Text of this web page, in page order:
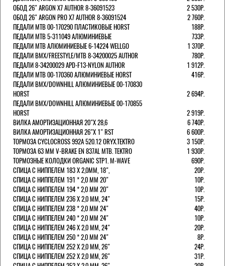
ОБОД 26" ARGON X7 AUTHOR 8-36091523
2 530Р.
ОБОД 26" ARGON PRO X7 AUTHOR 8-36091524
2 760Р.
ПЕДАЛИ МТВ 00-170290 ПЛАСТИКОВЫЕ HORST
188Р.
ПЕДАЛИ MTB 5-311049 АЛЮМИНИЕВЫЕ
733Р.
ПЕДАЛИ MTB АЛЮМИНИЕВЫЕ 6-14224 WELLGO
1 370Р.
ПЕДАЛИ BMX/FREESTYLE/MTB 8-34200025 AUTHOR
780Р.
ПЕДАЛИ 8-34200029 APD-F13-NYLON AUTHOR
1 912Р.
ПЕДАЛИ МТВ 00-170360 АЛЮМИНИЕВЫЕ HORST
416Р.
ПЕДАЛИ BMX/DOWNHILL АЛЮМИНИЕВЫЕ 00-170830
HORST
2 694Р.
ПЕДАЛИ BMX/DOWNHILL АЛЮМИНИЕВЫЕ 00-170855
HORST
2 919Р.
ВИЛКА АМОРТИЗАЦИОННАЯ 20"Х 28,6
6 740Р.
ВИЛКА АМОРТИЗАЦИОННАЯ 26"Х 1" RST
6 600Р.
ТОРМОЗА CYCLOCROSS 992А 520.12 ORYX.TEKTRO
3 150Р.
ТОРМОЗА 63 ММ V-BRAKE EN 837AL MTB. TEKTRO
1 930Р.
ТОРМОЗНЫЕ КОЛОДКИ ORGANIC STP1. M-WAVE
690Р.
СПИЦА С НИППЕЛЕМ 183 Х 2,0ММ, 18",
20Р.
СПИЦА С НИППЕЛЕМ 191 * 2,0 ММ 20"
10Р.
СПИЦА С НИППЕЛЕМ 194 * 2,0 ММ 20"
10Р.
СПИЦА С НИППЕЛЕМ 236 Х 2,0 ММ, 24"
15Р.
СПИЦА С НИППЕЛЕМ 238 * 2,0 ММ 24"
40Р.
СПИЦА С НИППЕЛЕМ 240 * 2,0 ММ 24"
10Р.
СПИЦА С НИППЕЛЕМ 246 Х 2,0 ММ, 24"
20Р.
СПИЦА С НИППЕЛЕМ 250 * 2,0 ММ 24"
8Р.
СПИЦА С НИППЕЛЕМ 252 Х 2,0 ММ, 26"
24Р.
СПИЦА С НИППЕЛЕМ 252 Х 2,0 ММ, 26"
31Р.